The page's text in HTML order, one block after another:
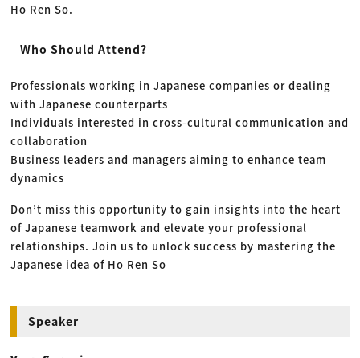
Ho Ren So.
Who Should Attend?
Professionals working in Japanese companies or dealing
with Japanese counterparts
Individuals interested in cross-cultural communication and
collaboration
Business leaders and managers aiming to enhance team
dynamics
Don’t miss this opportunity to gain insights into the heart
of Japanese teamwork and elevate your professional
relationships. Join us to unlock success by mastering the
Japanese idea of Ho Ren So
Speaker